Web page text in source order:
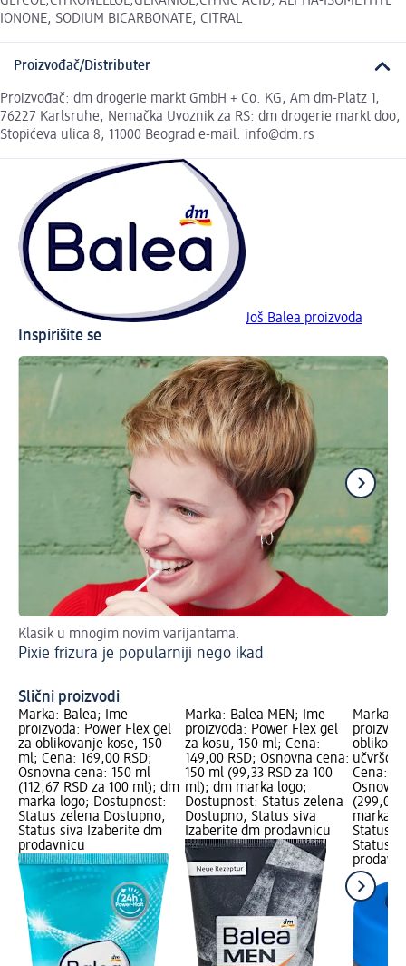
IONONE, SODIUM BICARBONATE, CITRAL
Proizvođač/Distributer
Proizvođač: dm drogerie markt GmbH + Co. KG, Am dm-Platz 1,
76227 Karlsruhe, Nemačka Uvoznik za RS: dm drogerie markt doo,
Stopićeva ulica 8, 11000 Beograd e-mail: info@dm.rs
Još Balea proizvoda
Inspirišite se
Klasik u mnogim novim varijantama.
Pixie frizura je popularniji nego ikad
Slični proizvodi
Marka: Balea; Ime
proizvoda: Power Flex gel
za oblikovanje kose, 150
ml; Cena: 169,00 RSD;
Osnovna cena: 150 ml
(112,67 RSD za 100 ml); dm
marka logo; Dostupnost:
Status zelena Dostupno,
Status siva Izaberite dm
prodavnicu
Marka: Balea MEN; Ime
proizvoda: Power Flex gel
za kosu, 150 ml; Cena:
149,00 RSD; Osnovna cena:
150 ml (99,33 RSD za 100
ml); dm marka logo;
Dostupnost: Status zelena
Dostupno, Status siva
Izaberite dm prodavnicu
Marka:
Cena:
(299,00
marka
Status
Status